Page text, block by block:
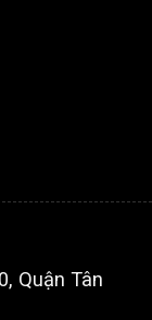
Quận Tân